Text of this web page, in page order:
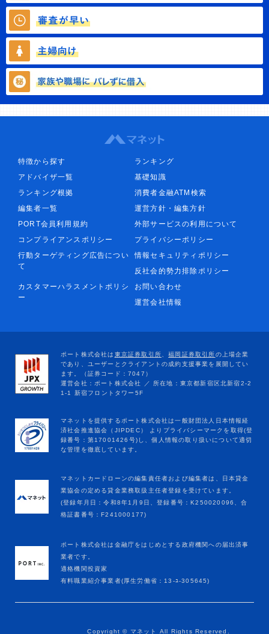
特徴から探す
ランキング
アドバイザ一覧
基礎知識
ランキング根拠
消費者金融ATM検索
編集者一覧
運営方針・編集方針
PORT会員利用規約
外部サービスの利用について
コンプライアンスポリシー
プライバシーポリシー
行動ターゲティング広告につい
て
情報セキュリティポリシー
反社会的勢力排除ポリシー
カスタマーハラスメントポリシ
ー
お問い合わせ
運営会社情報
マネットカードローンの編集責任者および編集者は、日本貸金
業協会の定める貸金業務取扱主任者登録を受けています。
(登録年月日：令和8年1月9日、登録番号：K250020096、合
格証書番号：F241000177)
ポート株式会社は金融庁をはじめとする政府機関への届出済事
業者です。
適格機関投資家
有料職業紹介事業者(厚生労働省：13-ﾕ-305645)